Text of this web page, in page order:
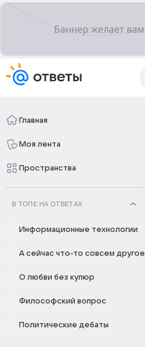
Главная
Моя лента
Пространства
В ТОПЕ НА ОТВЕТАХ
Информационные технологии
А сейчас что-то совсем другое
О любви без купюр
Философский вопрос
Политические дебаты